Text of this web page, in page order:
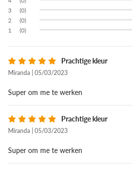
(0)
(0)
(0)
Prachtige kleur
Miranda | 05/03/2023
Super om me te werken
Prachtige kleur
Miranda | 05/03/2023
Super om me te werken